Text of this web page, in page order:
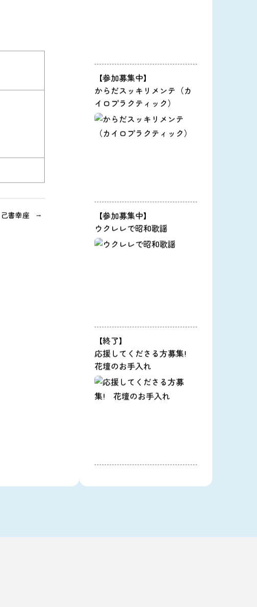
己書幸座
【参加募集中】
からだスッキリメンテ（カ
イロプラクティック）
【参加募集中】
ウクレレで昭和歌謡
【終了】
応援してくださる方募集!
花壇のお手入れ